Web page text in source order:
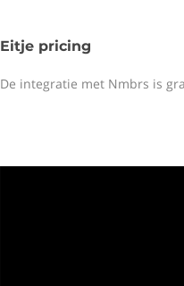
Eitje pricing
De integratie met Nmbrs is